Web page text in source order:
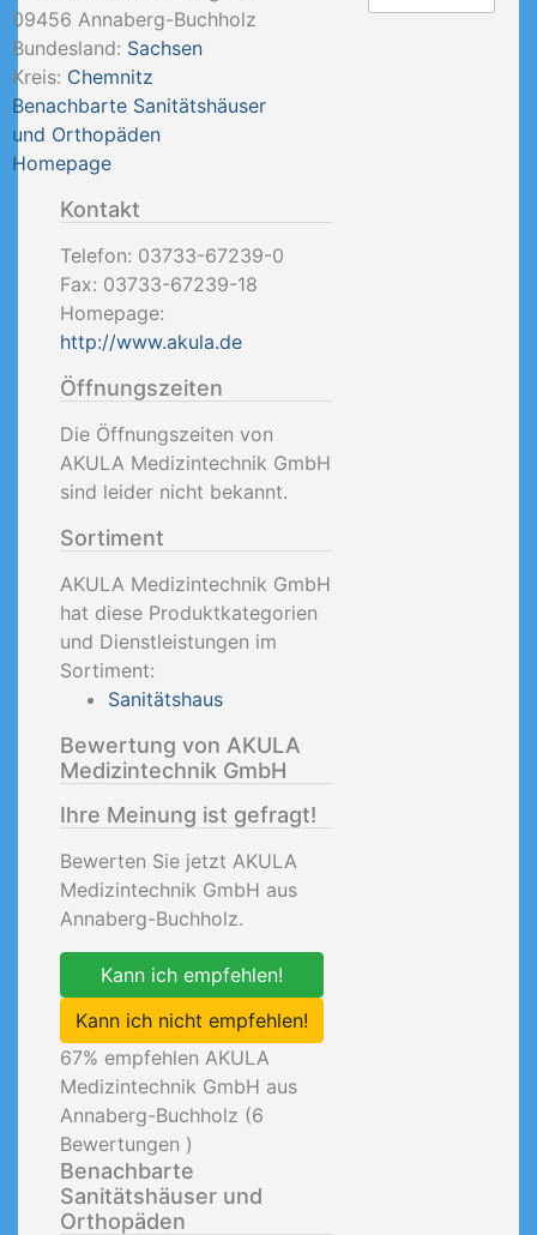
09456 Annaberg-Buchholz
Bundesland: Sachsen
Kreis: Chemnitz
Benachbarte Sanitätshäuser
und Orthopäden
Homepage
Kontakt
Telefon: 03733-67239-0
Fax: 03733-67239-18
Homepage:
http://www.akula.de
Öffnungszeiten
Die Öffnungszeiten von
AKULA Medizintechnik GmbH
sind leider nicht bekannt.
Sortiment
AKULA Medizintechnik GmbH
hat diese Produktkategorien
und Dienstleistungen im
Sortiment:
Sanitätshaus
Bewertung von AKULA
Medizintechnik GmbH
Ihre Meinung ist gefragt!
Bewerten Sie jetzt AKULA
Medizintechnik GmbH aus
Annaberg-Buchholz.
Kann ich empfehlen!
Kann ich nicht empfehlen!
67% empfehlen AKULA
Medizintechnik GmbH aus
Annaberg-Buchholz (6
Bewertungen )
Benachbarte
Sanitätshäuser und
Orthopäden